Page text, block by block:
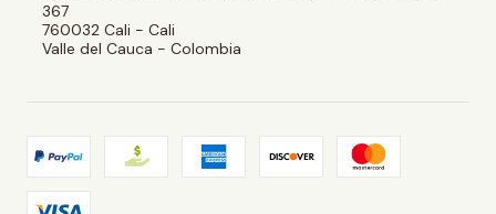
367
760032 Cali - Cali
Valle del Cauca - Colombia